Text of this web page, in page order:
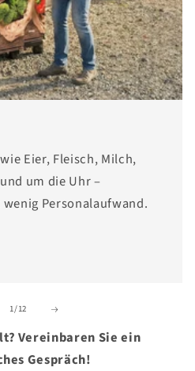
Eier, Fleisch, Milch,
um die Uhr –
Personalaufwand.
1/von
12
Vereinbaren Sie ein
Gespräch!